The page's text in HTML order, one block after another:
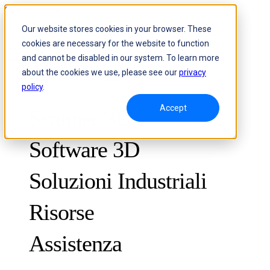
Our website stores cookies in your browser. These
cookies are necessary for the website to function
and cannot be disabled in our system. To learn more
about the cookies we use, please see ourprivacy
policy.
Accept
Skip to content
Header Menu - Text
Scanner 3D
METROLOGIA
Sistema ottico di misurazione 3D e tracciamento dinamico
Software 3D
Soluzioni Industriali
Risorse
Casi di studio
Assistenza